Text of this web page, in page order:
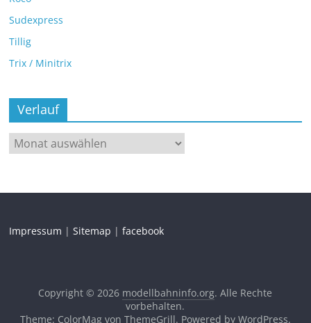
Sudexpress
Tillig
Trix / Minitrix
Verlauf
Impressum |Sitemap |facebook
Copyright © 2026 modellbahninfo.org. Alle Rechte
vorbehalten.
Theme: ColorMag von ThemeGrill. Powered by WordPress.